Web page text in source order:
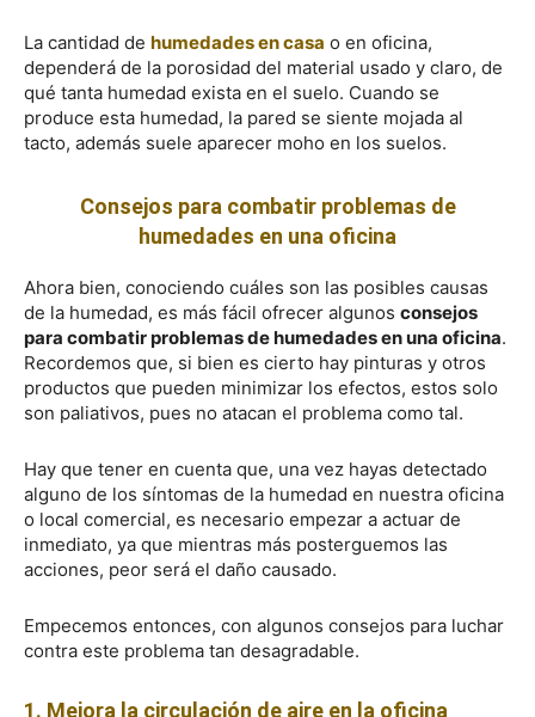
La cantidad de humedades en casa o en oficina,
dependerá de la porosidad del material usado y claro, de
qué tanta humedad exista en el suelo. Cuando se
produce esta humedad, la pared se siente mojada al
tacto, además suele aparecer moho en los suelos.
Consejos para combatir problemas de
humedades en una oficina
Ahora bien, conociendo cuáles son las posibles causas
de la humedad, es más fácil ofrecer algunos consejos
para combatir problemas de humedades en una oficina.
Recordemos que, si bien es cierto hay pinturas y otros
productos que pueden minimizar los efectos, estos solo
son paliativos, pues no atacan el problema como tal.
Hay que tener en cuenta que, una vez hayas detectado
alguno de los síntomas de la humedad en nuestra oficina
o local comercial, es necesario empezar a actuar de
inmediato, ya que mientras más posterguemos las
acciones, peor será el daño causado.
Empecemos entonces, con algunos consejos para luchar
contra este problema tan desagradable.
1. Mejora la circulación de aire en la oficina